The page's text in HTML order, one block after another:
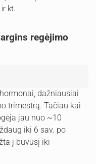
kt.
regėjimo
dažniausiai
trimestrą. Tačiau kai
jau nuo ~10
iki 6 sav. po
į buvusį iki